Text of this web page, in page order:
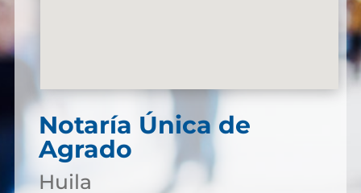
Notaría Única de
Agrado
Huila